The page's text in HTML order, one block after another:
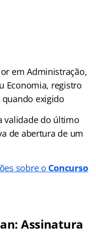
em Administração,
Economia, registro
exigido
validade do último
de abertura de um
sobre o Concurso
Assinatura